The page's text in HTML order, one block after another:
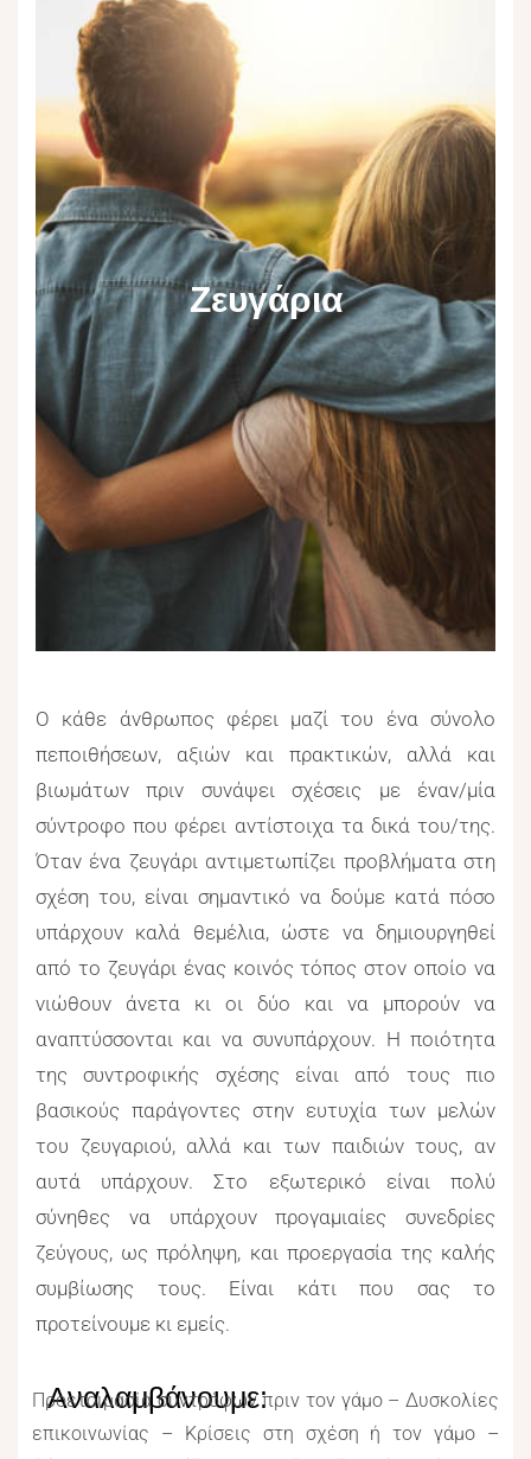
Ζευγάρια
Ο κάθε άνθρωπος φέρει μαζί του ένα σύνολο
πεποιθήσεων, αξιών και πρακτικών, αλλά και
βιωμάτων πριν συνάψει σχέσεις με έναν/μία
σύντροφο που φέρει αντίστοιχα τα δικά του/της.
Όταν ένα ζευγάρι αντιμετωπίζει προβλήματα στη
σχέση του, είναι σημαντικό να δούμε κατά πόσο
υπάρχουν καλά θεμέλια, ώστε να δημιουργηθεί
από το ζευγάρι ένας κοινός τόπος στον οποίο να
νιώθουν άνετα κι οι δύο και να μπορούν να
αναπτύσσονται και να συνυπάρχουν. Η ποιότητα
της συντροφικής σχέσης είναι από τους πιο
βασικούς παράγοντες στην ευτυχία των μελών
του ζευγαριού, αλλά και των παιδιών τους, αν
αυτά υπάρχουν. Στο εξωτερικό είναι πολύ
σύνηθες να υπάρχουν προγαμιαίες συνεδρίες
ζεύγους, ως πρόληψη, και προεργασία της καλής
συμβίωσης τους. Είναι κάτι που σας το
προτείνουμε κι εμείς.
Αναλαμβάνουμε:
Προετοιμασία συντρόφων πριν τον γάμο – Δυσκολίες
επικοινωνίας – Κρίσεις στη σχέση ή τον γάμο –